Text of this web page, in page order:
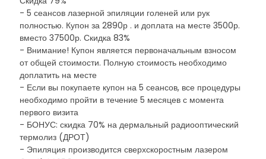
- 5 сеансов лазерной эпиляции голеней или рук
полностью. Купон за 2890р . и доплата на месте 3500р.
вместо 37500р. Скидка 83%
- Внимание! Купон является первоначальным взносом
от общей стоимости. Полную стоимость необходимо
доплатить на месте
- Если вы покупаете купон на 5 сеансов, все процедуры
необходимо пройти в течение 5 месяцев с момента
первого визита
- БОНУС: скидка 70% на дермальный радиооптический
термолиз (ДРОТ)
- Эпиляция производится сверхскоростным лазером